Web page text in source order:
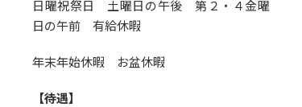
日曜祝祭日 土曜日の午後 第２・４金曜
日の午前 有給休暇
年末年始休暇 お盆休暇
【待遇】